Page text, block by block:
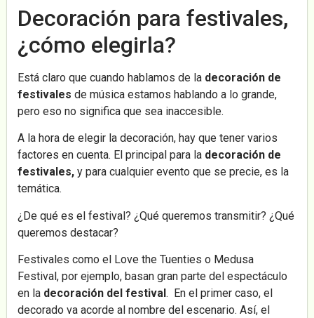
Decoración para festivales,
¿cómo elegirla?
Está claro que cuando hablamos de la decoración de
festivales de música estamos hablando a lo grande,
pero eso no significa que sea inaccesible.
A la hora de elegir la decoración, hay que tener varios
factores en cuenta. El principal para la decoración de
festivales, y para cualquier evento que se precie, es la
temática.
¿De qué es el festival? ¿Qué queremos transmitir? ¿Qué
queremos destacar?
Festivales como el Love the Tuenties o Medusa
Festival, por ejemplo, basan gran parte del espectáculo
en la decoración del festival. En el primer caso, el
decorado va acorde al nombre del escenario. Así, el